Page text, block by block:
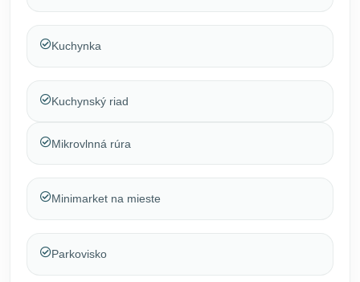
Kuchynka
Kuchynský riad
Mikrovlnná rúra
Minimarket na mieste
Parkovisko